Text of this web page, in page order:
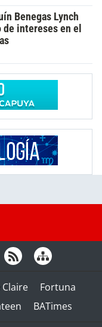
Benegas Lynch
intereses en el
Fortuna
BATimes